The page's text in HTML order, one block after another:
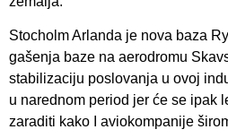
Stocholm Arlanda je nova baza
gašenja baze na aerodromu
stabilizaciju poslovanja u ovoj
u narednom period jer će se ipak
zaraditi kako I aviokompanije